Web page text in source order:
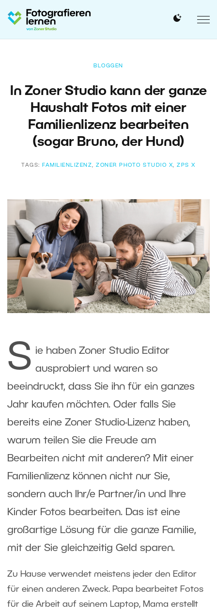
BLOGGEN
In Zoner Studio kann der ganze
Haushalt Fotos mit einer
Familienlizenz bearbeiten
(sogar Bruno, der Hund)
TAGS: FAMILIENLIZENZ,ZONER PHOTO STUDIO X,ZPS X
S ie haben Zoner Studio Editor
ausprobiert und waren so
beeindruckt, dass Sie ihn für ein ganzes
Jahr kaufen möchten. Oder falls Sie
bereits eine Zoner Studio-Lizenz haben,
warum teilen Sie die Freude am
Bearbeiten nicht mit anderen? Mit einer
Familienlizenz können nicht nur Sie,
sondern auch Ihr/e Partner/in und Ihre
Kinder Fotos bearbeiten. Das ist eine
großartige Lösung für die ganze Familie,
mit der Sie gleichzeitig Geld sparen.
Zu Hause verwendet meistens jeder den Editor
für einen anderen Zweck. Papa bearbeitet Fotos
für die Arbeit auf seinem Laptop, Mama erstellt